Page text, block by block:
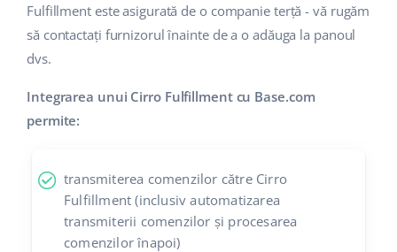
Fulfillment este asigurată de o companie terță - vă rugăm
să contactați furnizorul înainte de a o adăuga la panoul
dvs.
Integrarea unui Cirro Fulfillment cu Base.com
permite:
transmiterea comenzilor către Cirro
Fulfillment (inclusiv automatizarea
transmiterii comenzilor și procesarea
comenzilor înapoi)